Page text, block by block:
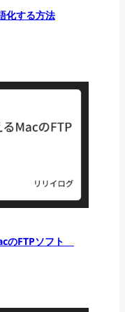
化する方法
のFTPソフト